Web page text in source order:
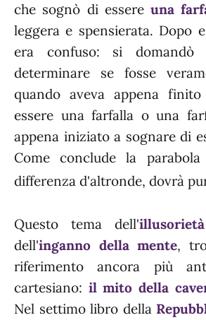
che sognò di essereuna
leggera e spensierata. Dopo
era confuso: si domandò
determinare se fosse
quando aveva appena
essere una farfalla o una
appena iniziato a sognare di
Come conclude la
differenza d'altronde, dovrà
Questo tema dell'
dell'inganno della mente,
riferimento ancora più
cartesiano: il mito della
Nel settimo libro della